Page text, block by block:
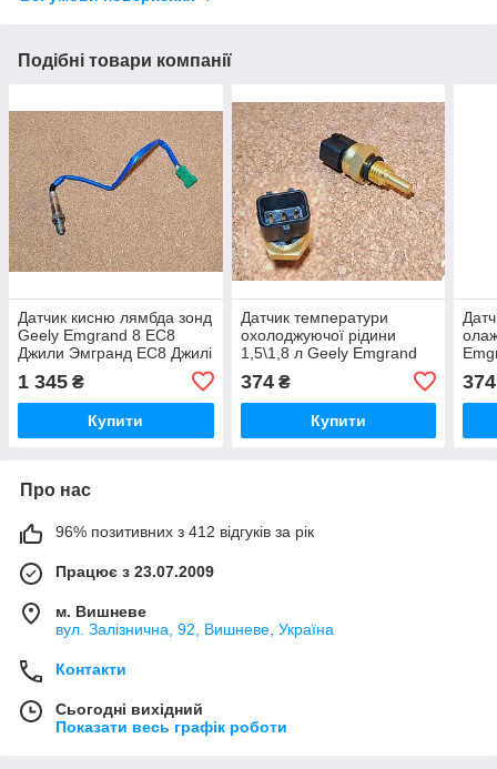
Подібні товари компанії
Датчик кисню лямбда зонд
Geely Emgrand 8 EC8
Джили Эмгранд ЕС8 Джилі
1 345 ₴
Купити
Датчик температури
охолоджуючої рідини
1,5\1,8 л Geely Emgrand
EC7 Джили Эмгранд ЕС7
Джилі Емгранд ЄС7
374₴
Купити
374
Про нас
96% позитивних з 412 відгуків за рік
Працює з 23.07.2009
м. Вишневе
вул. Залізнична, 92, Вишневе, Україна
Контакти
Сьогодні вихідний
Показати весь графік роботи